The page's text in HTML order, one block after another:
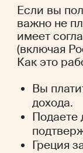
Если вы
важно не
имеет
(включая
Как это
Вы
дохода.
Подаете
Греция